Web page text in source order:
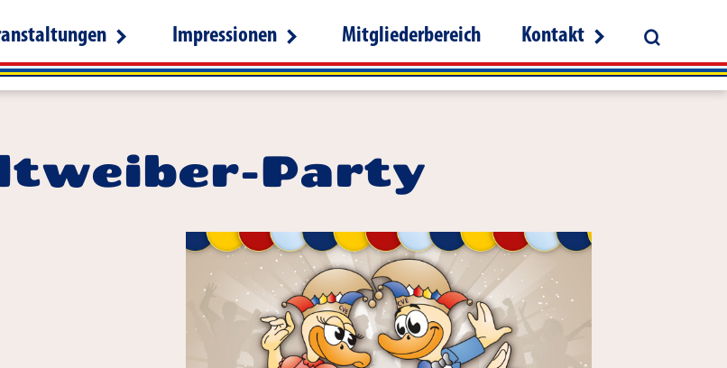
Impressionen Mitgliederbereich Kontakt
Party